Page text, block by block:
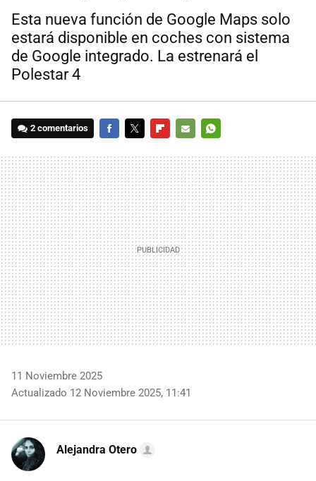
Esta nueva función de Google Maps solo
estará disponible en coches con sistema
de Google integrado. La estrenará el
Polestar 4
2 comentarios
MAIL
11 Noviembre 2025
Actualizado 12 Noviembre 2025, 11:41
Alejandra Otero